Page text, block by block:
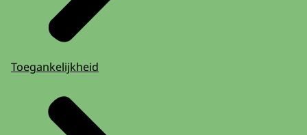
Toegankelijkheid